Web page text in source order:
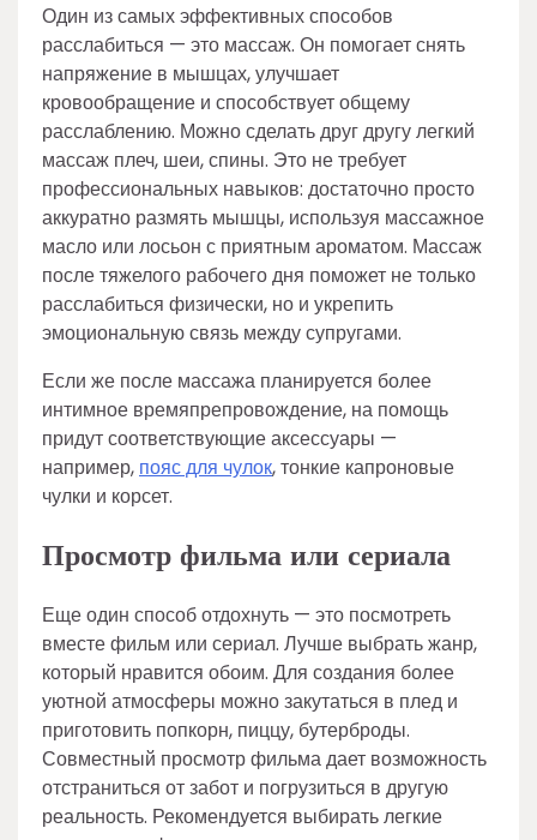
Один из самых эффективных способов
расслабиться — это массаж. Он помогает снять
напряжение в мышцах, улучшает
кровообращение и способствует общему
расслаблению. Можно сделать друг другу легкий
массаж плеч, шеи, спины. Это не требует
профессиональных навыков: достаточно просто
аккуратно размять мышцы, используя массажное
масло или лосьон с приятным ароматом. Массаж
после тяжелого рабочего дня поможет не только
расслабиться физически, но и укрепить
эмоциональную связь между супругами.
Если же после массажа планируется более
интимное времяпрепровождение, на помощь
придут соответствующие аксессуары —
например, пояс для чулок, тонкие капроновые
чулки и корсет.
Просмотр фильма или сериала
Еще один способ отдохнуть — это посмотреть
вместе фильм или сериал. Лучше выбрать жанр,
который нравится обоим. Для создания более
уютной атмосферы можно закутаться в плед и
приготовить попкорн, пиццу, бутерброды.
Совместный просмотр фильма дает возможность
отстраниться от забот и погрузиться в другую
реальность. Рекомендуется выбирать легкие